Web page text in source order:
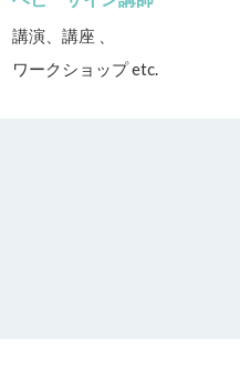
講演、講座 、
ワークショップ etc.